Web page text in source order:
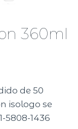
360ml
de 50
isologo se
5808-1436